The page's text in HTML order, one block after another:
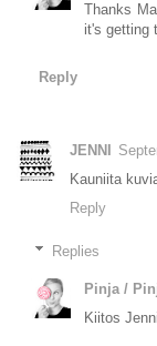
Thanks
it's getting
Reply
JENNI
Kauniita
Reply
Replies
Pinja /
Kiitos